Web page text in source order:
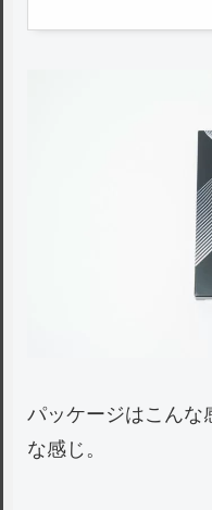
パッケージはこんな
な感じ。